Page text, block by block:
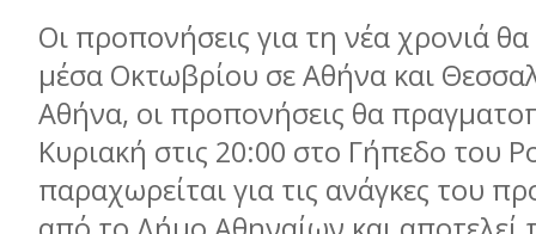
Οι προπονήσεις για τη νέα χρονιά
μέσα Οκτωβρίου σε Αθήνα και
Αθήνα, οι προπονήσεις θα
Κυριακή στις 20:00 στο Γήπεδο του
παραχωρείται για τις ανάγκες του